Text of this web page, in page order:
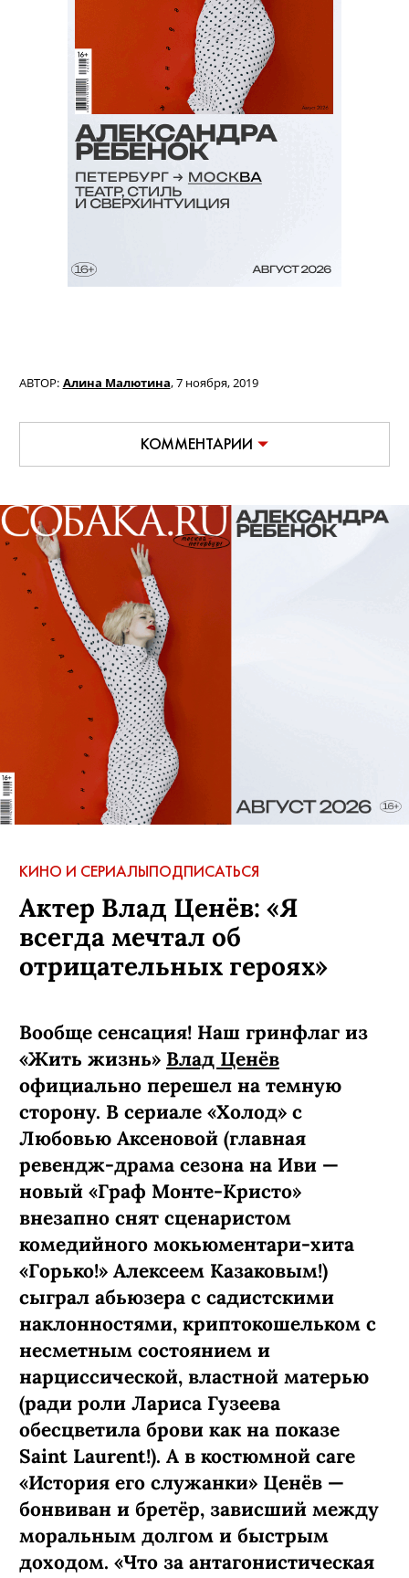
АВТОР: Алина Малютина,7 ноября, 2019
КОММЕНТАРИИ
КИНО И СЕРИАЛЫПОДПИСАТЬСЯ
Актер Влад Ценёв: «Я
всегда мечтал об
отрицательных героях»
Вообще сенсация! Наш гринфлаг из
«Жить жизнь» Влад Ценёв
официально перешел на темную
сторону. В сериале «Холод» с
Любовью Аксеновой (главная
ревендж-­драма сезона на Иви —
новый «Граф Монте-­Кристо»
внезапно снят сценаристом
комедийного мокьюментари-хита
«Горько!» Алексеем Казаковым!)
сыграл абьюзера с садистскими
наклонностями, криптокошельком с
несметным состоянием и
нарциссической, властной матерью
(ради роли Лариса Гузеева
обесцветила брови как на показе
Saint Laurent!). А в костюмной саге
«История его служанки» Ценёв —
бонвиван и бретёр, зависший между
моральным долгом и быстрым
доходом. «Что за антагонистическая